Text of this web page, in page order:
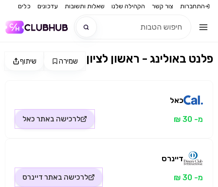
התחברות צור קשר הקהילה שלנו שאלות ותשובות עדכונים כלים
שיתוף שמירה פלנט באולינג - ראשון לציון
כאל
מ- 30 ₪ לרכישה באתר כאל
דיינרס
מ- 30 ₪ לרכישה באתר דיינרס